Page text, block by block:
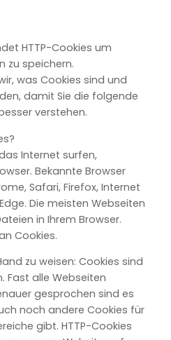
HTTP-Cookies um
zu speichern.
was Cookies sind und
damit Sie die folgende
verstehen.
Internet surfen,
Bekannte Browser
Safari, Firefox, Internet
Die meisten Webseiten
in Ihrem Browser.
Cookies.
zu weisen: Cookies sind
Fast alle Webseiten
gesprochen sind es
noch andere Cookies für
gibt. HTTP-Cookies